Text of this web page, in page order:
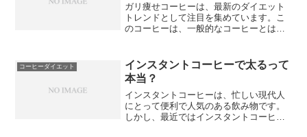
ガリ痩せコーヒーは、最新のダイエット
トレンドとして注目を集めています。こ
のコーヒーは、一般的なコーヒーとは異
は、脂肪燃焼を促進し、基礎代謝を上げ
ることです。さらに、食欲...
コーヒーダイエット
インスタントコーヒーで太るって
本当？
インスタントコーヒーは、忙しい現代人
にとって便利で人気のある飲み物です。
しかし、最近ではインスタントコーヒー